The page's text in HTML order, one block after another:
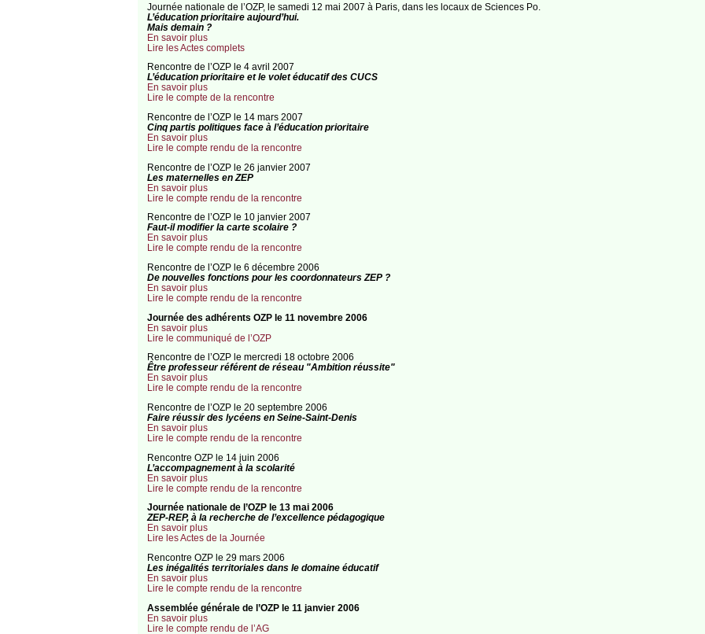
Journée nationale de l’OZP, le samedi 12 mai 2007 à Paris, dans les locaux de Sciences Po.
L’éducation prioritaire aujourd’hui.
Mais demain ?
En savoir plus
Lire les Actes complets
Rencontre de l’OZP le 4 avril 2007
L’éducation prioritaire et le volet éducatif des CUCS
En savoir plus
Lire le compte de la rencontre
Rencontre de l’OZP le 14 mars 2007
Cinq partis politiques face à l’éducation prioritaire
En savoir plus
Lire le compte rendu de la rencontre
Rencontre de l’OZP le 26 janvier 2007
Les maternelles en ZEP
En savoir plus
Lire le compte rendu de la rencontre
Rencontre de l’OZP le 10 janvier 2007
Faut-il modifier la carte scolaire ?
En savoir plus
Lire le compte rendu de la rencontre
Rencontre de l’OZP le 6 décembre 2006
De nouvelles fonctions pour les coordonnateurs ZEP ?
En savoir plus
Lire le compte rendu de la rencontre
Journée des adhérents OZP le 11 novembre 2006
En savoir plus
Lire le communiqué de l’OZP
Rencontre de l’OZP le mercredi 18 octobre 2006
Être professeur référent de réseau "Ambition réussite"
En savoir plus
Lire le compte rendu de la rencontre
Rencontre de l’OZP le 20 septembre 2006
Faire réussir des lycéens en Seine-Saint-Denis
En savoir plus
Lire le compte rendu de la rencontre
Rencontre OZP le 14 juin 2006
L’accompagnement à la scolarité
En savoir plus
Lire le compte rendu de la rencontre
Journée nationale de l’OZP le 13 mai 2006
ZEP-REP, à la recherche de l’excellence pédagogique
En savoir plus
Lire les Actes de la Journée
Rencontre OZP le 29 mars 2006
Les inégalités territoriales dans le domaine éducatif
En savoir plus
Lire le compte rendu de la rencontre
Assemblée générale de l’OZP le 11 janvier 2006
En savoir plus
Lire le compte rendu de l’AG